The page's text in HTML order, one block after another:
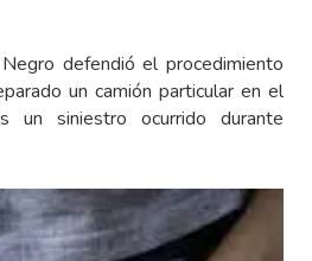
defendió el procedimiento
un camión particular en el
un siniestro ocurrido durante